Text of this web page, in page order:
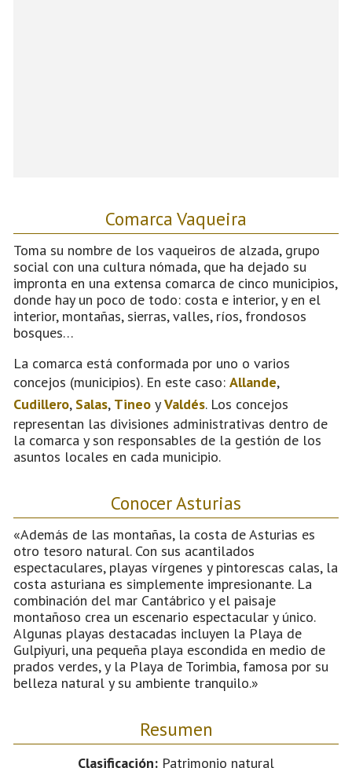
Comarca Vaqueira
Toma su nombre de los vaqueiros de alzada, grupo
social con una cultura nómada, que ha dejado su
impronta en una extensa comarca de cinco municipios,
donde hay un poco de todo: costa e interior, y en el
interior, montañas, sierras, valles, ríos, frondosos
bosques…
La comarca está conformada por uno o varios
concejos (municipios). En este caso: Allande,
Cudillero, Salas, Tineo yValdés. Los concejos
representan las divisiones administrativas dentro de
la comarca y son responsables de la gestión de los
asuntos locales en cada municipio.
Conocer Asturias
«Además de las montañas, la costa de Asturias es
otro tesoro natural. Con sus acantilados
espectaculares, playas vírgenes y pintorescas calas, la
costa asturiana es simplemente impresionante. La
combinación del mar Cantábrico y el paisaje
montañoso crea un escenario espectacular y único.
Algunas playas destacadas incluyen la Playa de
Gulpiyuri, una pequeña playa escondida en medio de
prados verdes, y la Playa de Torimbia, famosa por su
belleza natural y su ambiente tranquilo.»
Resumen
Clasificación: Patrimonio natural